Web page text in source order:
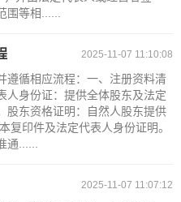
等相......
2025-11-07 11:10:08
遵循相应流程：一、注册资料清
人身份证：提供全体股东及法定
股东资格证明：自然人股东提供
复印件及法定代表人身份证明。
......
2025-11-07 11:07:12